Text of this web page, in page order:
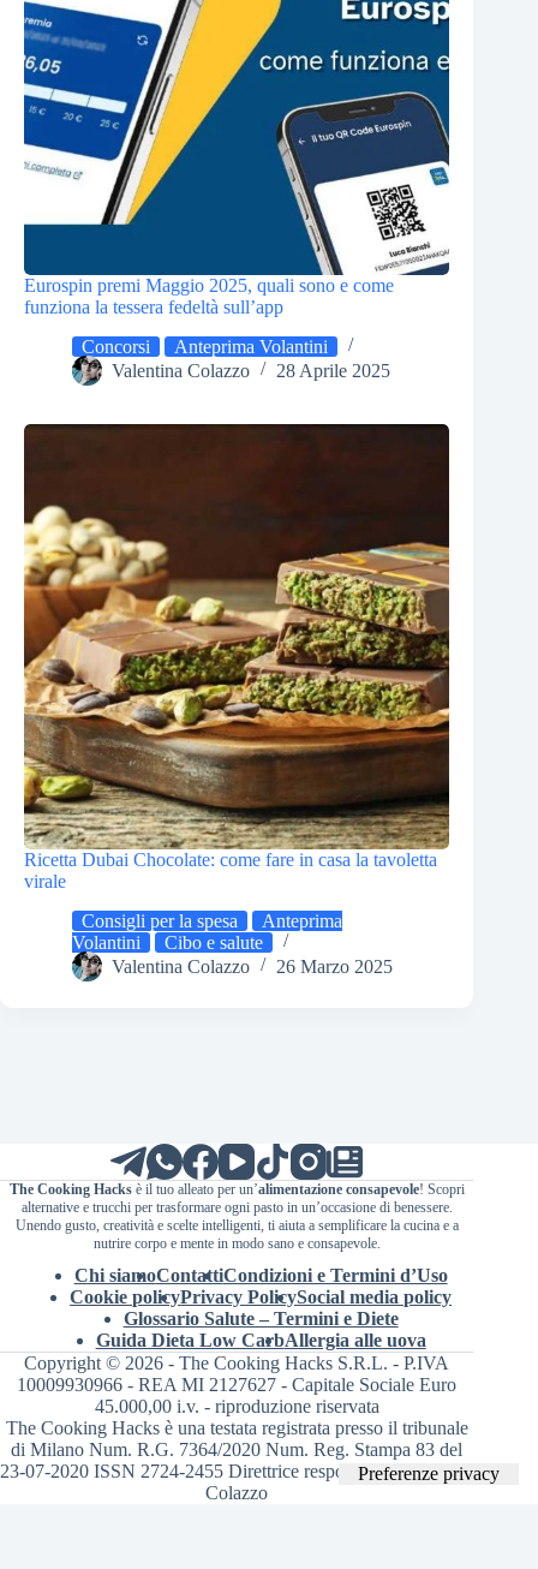
Eurospin premi Maggio 2025, quali sono e come
funziona la tessera fedeltà sull’app
Concorsi
Anteprima Volantini
Valentina Colazzo
28 Aprile 2025
Ricetta Dubai Chocolate: come fare in casa la tavoletta
virale
Consigli per la spesa
Anteprima
Volantini
Cibo e salute
Valentina Colazzo
26 Marzo 2025
The Cooking Hacksè il tuo alleato per un’alimentazione consapevole! Scopri
alternative e trucchi per trasformare ogni pasto in un’occasione di benessere.
Unendo gusto, creatività e scelte intelligenti, ti aiuta a semplificare la cucina e a
nutrire corpo e mente in modo sano e consapevole.
Chi siamoContattiCondizioni e Termini d’Uso
Cookie policyPrivacy PolicySocial media policy
Glossario Salute – Termini e Diete
Guida Dieta Low CarbAllergia alle uova
Copyright © 2026 - The Cooking Hacks S.R.L. - P.IVA
10009930966 - REA MI 2127627 - Capitale Sociale Euro
45.000,00 i.v. - riproduzione riservata
The Cooking Hacks è una testata registrata presso il tribunale
di Milano Num. R.G. 7364/2020 Num. Reg. Stampa 83 del
23-07-2020 ISSN 2724-2455 Direttrice responsabile Valentina
Colazzo